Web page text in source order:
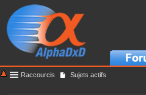
Raccourcis Sujets actifs